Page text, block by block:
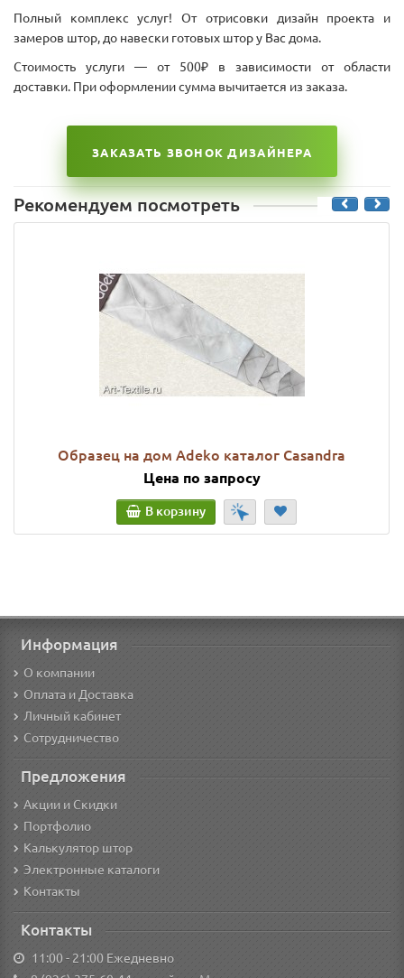
Полный комплекс услуг! От отрисовки дизайн проекта и
замеров штор, до навески готовых штор у Вас дома.
Стоимость услуги — от 500₽ в зависимости от области
доставки. При оформлении сумма вычитается из заказа.
ЗАКАЗАТЬ ЗВОНОК ДИЗАЙНЕРА
Рекомендуем посмотреть
Образец на дом Adeko каталог Casandra
Цена по запросу
В корзину
Информация
О компании
Оплата и Доставка
Личный кабинет
Сотрудничество
Предложения
Акции и Скидки
Портфолио
Калькулятор штор
Электронные каталоги
Контакты
Контакты
11:00 - 21:00 Ежедневно